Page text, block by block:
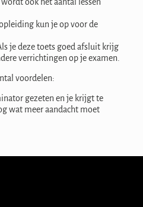
kun je op voor de
je deze toets goed afsluit krijg
verrichtingen op je examen.
voordelen:
gezeten en je krijgt te
wat meer aandacht moet